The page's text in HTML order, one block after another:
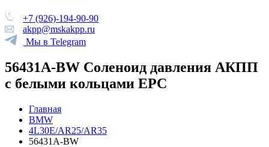
+7 (926)-194-90-90
akpp@mskakpp.ru
Мы в Telegram
56431A-BW Соленоид давления АКПП
с белыми кольцами EPC
Главная
BMW
4L30E/AR25/AR35
56431A-BW